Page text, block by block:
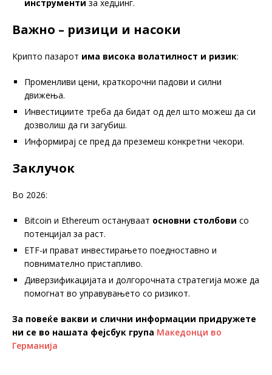
инструменти за хедџинг.
Важно – ризици и насоки
Крипто пазарот има висока волатилност и ризик:
Променливи цени, краткорочни падови и силни
движења.
Инвестициите треба да бидат од дел што можеш да си
дозволиш да ги загубиш.
Информирај се пред да преземеш конкретни чекори.
Заклучок
Во 2026:
Bitcoin и Ethereum остануваат основни столбови со
потенцијал за раст.
ETF-и прават инвестирањето поедноставно и
повнимателно пристапливо.
Диверзификацијата и долгорочната стратегија може да
помогнат во управувањето со ризикот.
За повеќе вакви и слични информации придружете
ни се во нашата фејсбук група Македонци во
Германија